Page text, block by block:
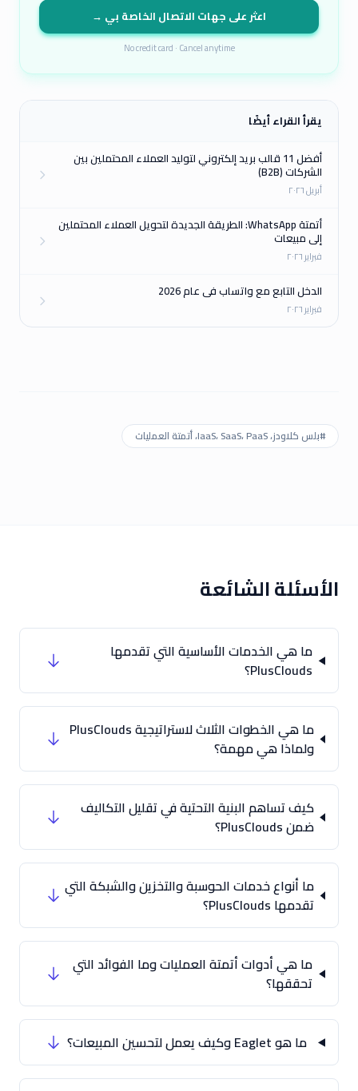
اعثر على جهات الاتصال الخاصة بي →
No credit card · Cancel anytime
يقرأ القراء أيضًا
أفضل 11 قالب بريد إلكتروني لتوليد العملاء المحتملين بين
الشركات (B2B)
أبريل ٢٠٢٦
أتمتة WhatsApp: الطريقة الجديدة لتحويل العملاء المحتملين
إلى مبيعات
فبراير ٢٠٢٦
الدخل التابع مع واتساب في عام 2026
فبراير ٢٠٢٦
#بلس كلاودز، IaaS، SaaS، PaaS، أتمتة العمليات
الأسئلة الشائعة
ما هي الخدمات الأساسية التي تقدمها
PlusClouds؟
ما هي الخطوات الثلاث لاستراتيجية PlusClouds
ولماذا هي مهمة؟
كيف تساهم البنية التحتية في تقليل التكاليف
ضمن PlusClouds؟
ما أنواع خدمات الحوسبة والتخزين والشبكة التي
تقدمها PlusClouds؟
ما هي أدوات أتمتة العمليات وما الفوائد التي
تحققها؟
ما هو Eaglet وكيف يعمل لتحسين المبيعات؟